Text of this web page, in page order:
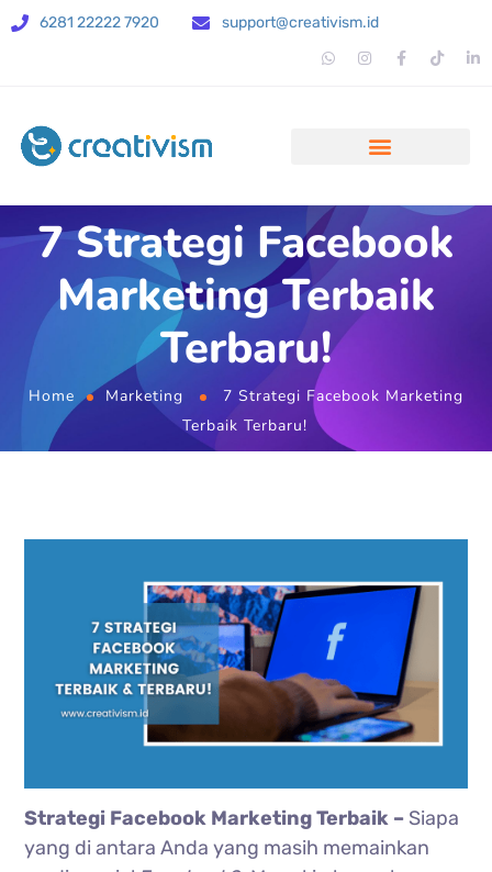
6281 22222 7920 support@creativism.id
7 Strategi Facebook
Marketing Terbaik
Terbaru!
Home Marketing
7 Strategi Facebook Marketing
Terbaik Terbaru!
Strategi Facebook Marketing Terbaik – Siapa
yang di antara Anda yang masih memainkan